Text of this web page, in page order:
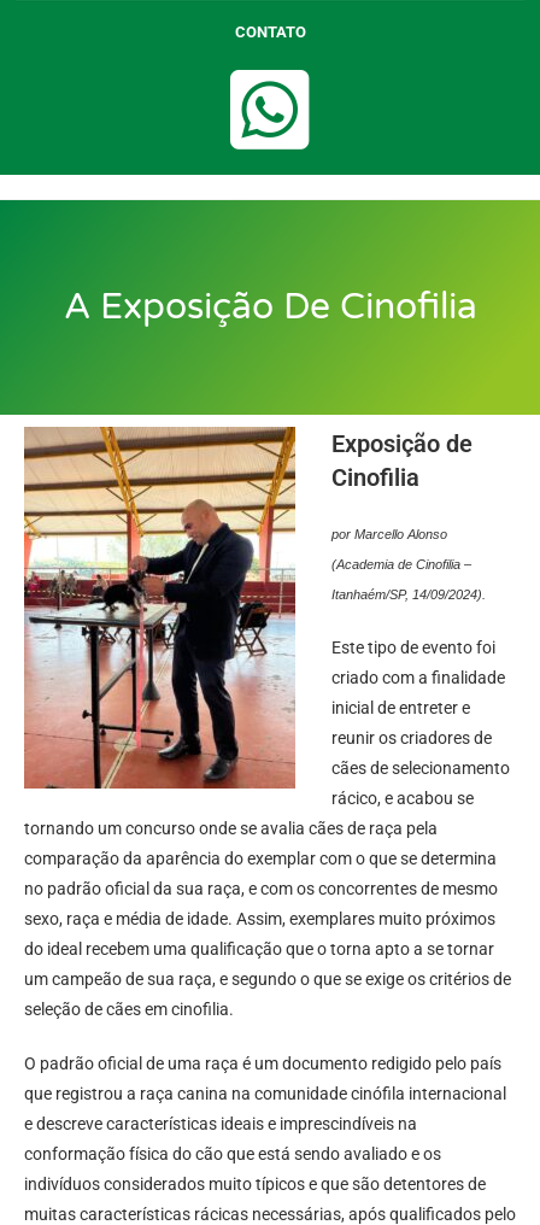
CONTATO
A Exposição De Cinofilia
Exposição de
Cinofilia
por Marcello Alonso
(Academia de Cinofilia –
Itanhaém/SP, 14/09/2024).
Este tipo de evento foi
criado com a finalidade
inicial de entreter e
reunir os criadores de
cães de selecionamento
rácico, e acabou se
tornando um concurso onde se avalia cães de raça pela
comparação da aparência do exemplar com o que se determina
no padrão oficial da sua raça, e com os concorrentes de mesmo
sexo, raça e média de idade. Assim, exemplares muito próximos
do ideal recebem uma qualificação que o torna apto a se tornar
um campeão de sua raça, e segundo o que se exige os critérios de
seleção de cães em cinofilia.
O padrão oficial de uma raça é um documento redigido pelo país
que registrou a raça canina na comunidade cinófila internacional
e descreve características ideais e imprescindíveis na
conformação física do cão que está sendo avaliado e os
indivíduos considerados muito típicos e que são detentores de
muitas características rácicas necessárias, após qualificados pelo